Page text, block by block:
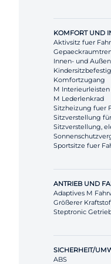
KOMFORT UND
Aktivsitz fuer
Innen- und
Komfortzugang
M
M Lederlenkrad
Sitzheizung fuer
Sitzverstellung
Sitzverstellung,
Sportsitze fuer
ANTRIEB UND
Adaptives M
Größerer
Steptronic
SICHERHEIT/
ABS